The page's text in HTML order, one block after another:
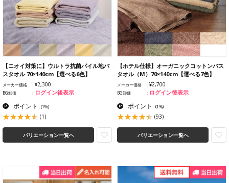
【ニオイ対策に】ウルトラ抗菌パイル地バ
スタオル 70×140cm【選べる6色】
メーカー価格 ¥2,300
BG卸価 ログイン後表示
ポイント :(1%)
(1)
バリエーション一覧へ
【ホテル仕様】オーガニックコットンバス
タオル（M）70×140cm【選べる7色】
メーカー価格 ¥2,700
BG卸価 ログイン後表示
ポイント :(1%)
(93)
バリエーション一覧へ